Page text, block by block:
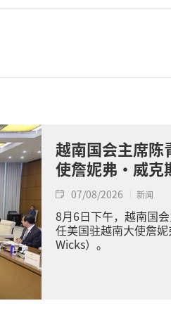
越南国会主席陈
使詹妮弗·威克
07/08/2026 新闻
8月6日下午，越南国
任美国驻越南大使詹
Wicks）。